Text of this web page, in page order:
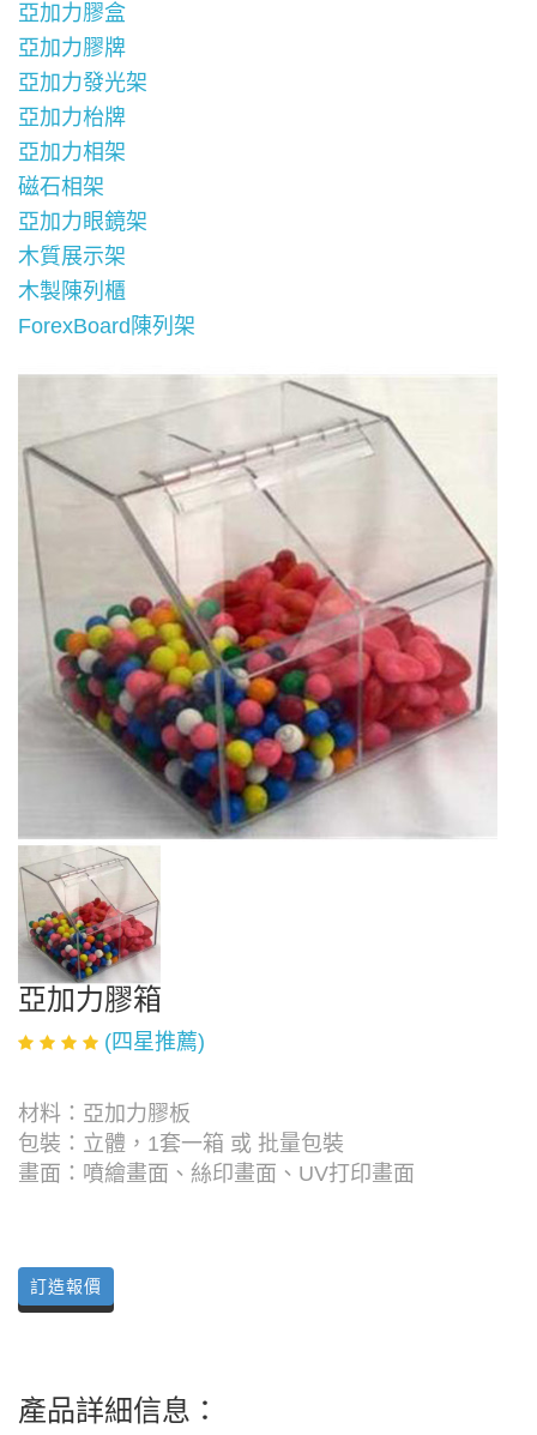
亞加力膠盒
亞加力膠牌
亞加力發光架
亞加力枱牌
亞加力相架
磁石相架
亞加力眼鏡架
木質展示架
木製陳列櫃
ForexBoard陳列架
亞加力膠箱
(四星推薦)
材料：亞加力膠板
包裝：立體，1套一箱 或 批量包裝
畫面：噴繪畫面、絲印畫面、UV打印畫面
訂造報價
產品詳細信息：